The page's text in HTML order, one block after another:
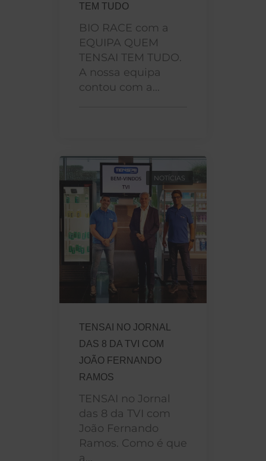
TEM TUDO
BIO RACE com a
EQUIPA QUEM
TENSAI TEM TUDO.
A nossa equipa
contou com a...
NOTÍCIAS
TENSAI NO JORNAL
DAS 8 DA TVI COM
JOÃO FERNANDO
RAMOS
TENSAI no Jornal
das 8 da TVI com
João Fernando
Ramos. Como é que
a...